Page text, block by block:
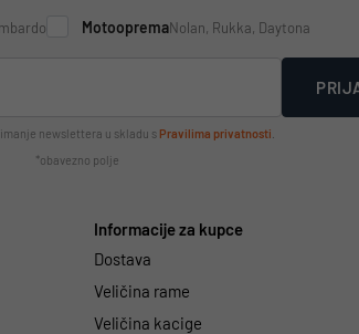
MotoopremaNolan, Rukka, Daytona
newslettera u skladu s Pravilima privatnosti
*obavezno polje
Informacije za kupce
Dostava
Veličina rame
Veličina kacige